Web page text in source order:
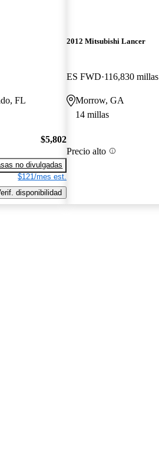
FL
$5,802
no divulgadas
$121/mes est.
disponibilidad
2012 Mitsubishi Lancer
ES FWD 116,830 millas
Morrow, GA
14 millas
Precio alto